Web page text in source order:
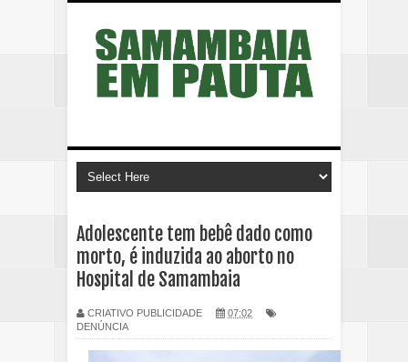
Adolescente tem bebê dado como
morto, é induzida ao aborto no
Hospital de Samambaia
CRIATIVO PUBLICIDADE
07:02
DENÚNCIA